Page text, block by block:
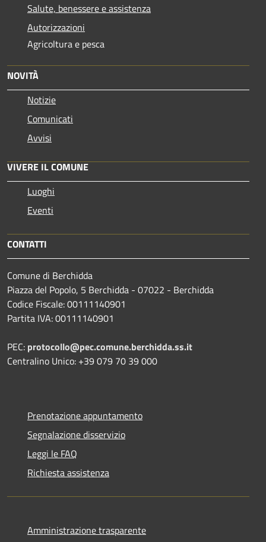
Salute, benessere e assistenza
Autorizzazioni
Agricoltura e pesca
NOVITÀ
Notizie
Comunicati
Avvisi
VIVERE IL COMUNE
Luoghi
Eventi
CONTATTI
Comune di Berchidda
Piazza del Popolo, 5 Berchidda - 07022 - Berchidda
Codice Fiscale: 00111140901
Partita IVA: 00111140901
PEC: protocollo@pec.comune.berchidda.ss.it
Centralino Unico: +39 079 70 39 000
Prenotazione appuntamento
Segnalazione disservizio
Leggi le FAQ
Richiesta assistenza
Amministrazione trasparente